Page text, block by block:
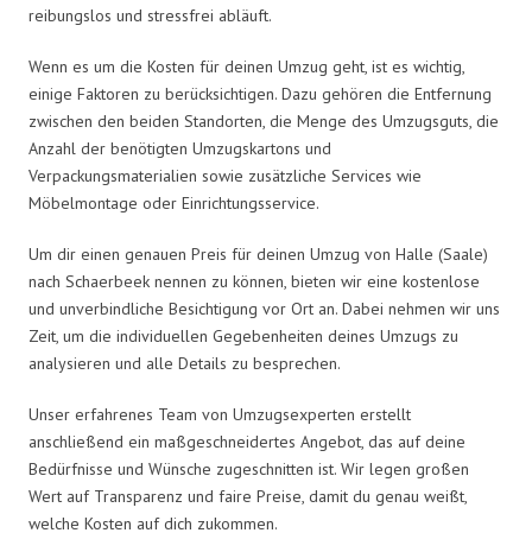
reibungslos und stressfrei abläuft.
Wenn es um die Kosten für deinen Umzug geht, ist es wichtig,
einige Faktoren zu berücksichtigen. Dazu gehören die Entfernung
zwischen den beiden Standorten, die Menge des Umzugsguts, die
Anzahl der benötigten Umzugskartons und
Verpackungsmaterialien sowie zusätzliche Services wie
Möbelmontage oder Einrichtungsservice.
Um dir einen genauen Preis für deinen Umzug von Halle (Saale)
nach Schaerbeek nennen zu können, bieten wir eine kostenlose
und unverbindliche Besichtigung vor Ort an. Dabei nehmen wir uns
Zeit, um die individuellen Gegebenheiten deines Umzugs zu
analysieren und alle Details zu besprechen.
Unser erfahrenes Team von Umzugsexperten erstellt
anschließend ein maßgeschneidertes Angebot, das auf deine
Bedürfnisse und Wünsche zugeschnitten ist. Wir legen großen
Wert auf Transparenz und faire Preise, damit du genau weißt,
welche Kosten auf dich zukommen.